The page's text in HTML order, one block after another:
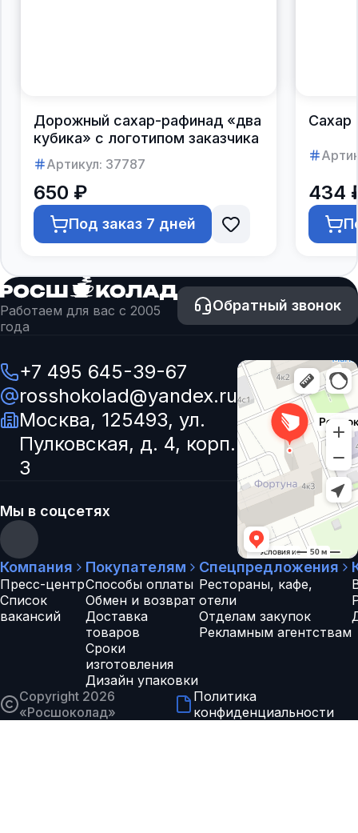
Дорожный сахар-рафинад «два
кубика» с логотипом заказчика
Артикул: 37787
650 ₽
Под заказ 7 дней
Сахар
434
Работаем для вас с 2005
года
Обратный звонок
+7 495 645-39-67
rosshokolad@yandex.ru
Москва, 125493, ул.
Пулковская, д. 4, корп.
3
Мы в соцсетях
Компания
Пресс-центр
Список
вакансий
Покупателям
Способы оплаты
Обмен и возврат
Доставка
товаров
Сроки
изготовления
Дизайн упаковки
Спецпредложения
Рестораны, кафе,
отели
Отделам закупок
Рекламным агентствам
Copyright 2026
«Росшоколад»
Политика
конфиденциальности